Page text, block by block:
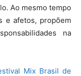
Ao mesmo tempo
e afetos, propõem
na
Mix Brasil de